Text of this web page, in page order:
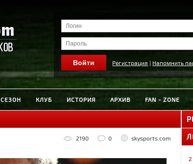
Регистрация | Напомнить
СЕЗОН КЛУБ ИСТОРИЯ АРХИВ FAN - ZONE
2190 0 skysports.com
2